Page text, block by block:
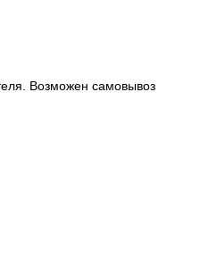
Возможен самовывоз